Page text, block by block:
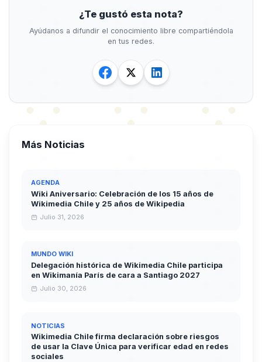
¿Te gustó esta nota?
Ayúdanos a difundir el conocimiento libre compartiéndola
en tus redes.
Más Noticias
AGENDA
Wiki Aniversario: Celebración de los 15 años de
Wikimedia Chile y 25 años de Wikipedia
Julio 31, 2026
MUNDO WIKI
Delegación histórica de Wikimedia Chile participa
en Wikimanía París de cara a Santiago 2027
Julio 30, 2026
NOTICIAS
Wikimedia Chile firma declaración sobre riesgos
de usar la Clave Única para verificar edad en redes
sociales